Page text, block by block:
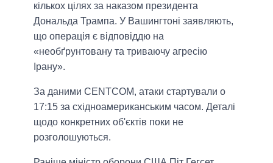
кількох цілях за наказом президента
Дональда Трампа. У Вашингтоні заявляють,
що операція є відповіддю на
«необґрунтовану та триваючу агресію
Ірану».
За даними CENTCOM, атаки стартували о
17:15 за східноамериканським часом. Деталі
щодо конкретних об'єктів поки не
розголошуються.